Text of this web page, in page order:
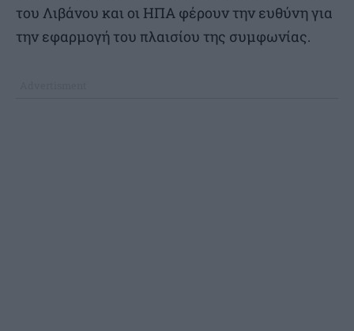
του Λιβάνου και οι ΗΠΑ φέρουν την ευθύνη για
την εφαρμογή του πλαισίου της συμφωνίας.